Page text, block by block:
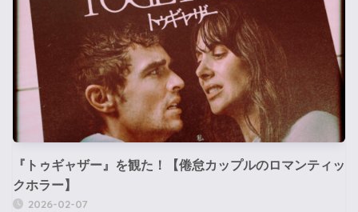
『トゥギャザー』を観た！【倦怠カップルのロマンティッ
クホラー】
2026-02-07